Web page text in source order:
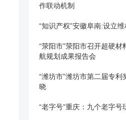
作联动机制
“知识产权”安徽阜南:设立
“荥阳市”荥阳市召开超硬材
航规划成果报告会
“潍坊市”潍坊市第二届专利
晓
“老字号”重庆：九个老字号